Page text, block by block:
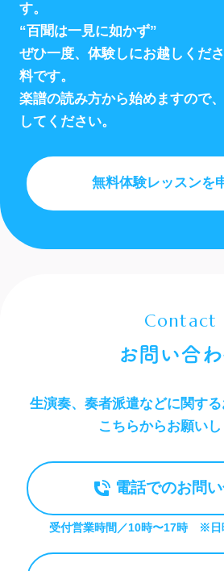
す。
“百聞は一見に如かず”
ぜひ一度、体験しにお越しくだ
料です。
楽譜の読み方から始めますので
してください。
無料体験レッスンを
お問い合
Contact
生演奏、奏者派遣などに関する
こちらからお願いし
電話でのお問
受付営業時間／10時〜17時 ※日